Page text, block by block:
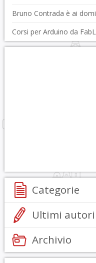
Bruno Contrada è ai
Corsi per Arduino da
Categorie
Ultimi autori
Archivio